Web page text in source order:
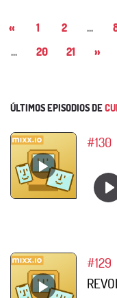
« 1 2 ...
...
20 21 »
ÚLTIMOS EPISODIOS DE
#130
#129